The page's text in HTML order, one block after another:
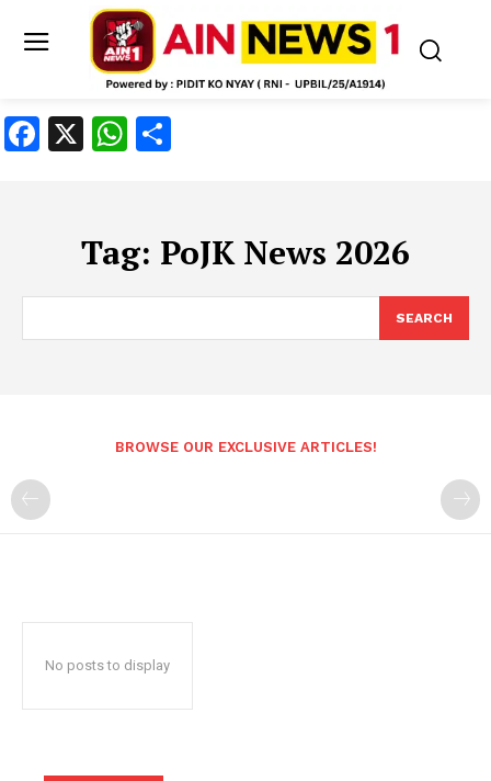
Facebook
X WhatsApp
Tag: PoJK News 2026
SEARCH
BROWSE OUR EXCLUSIVE ARTICLES!
No posts to display